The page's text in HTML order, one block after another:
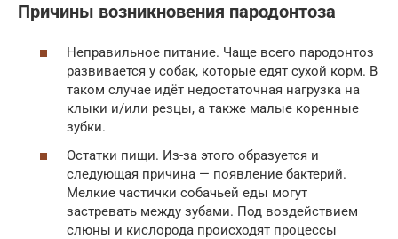
Причины возникновения пародонтоза
Неправильное питание. Чаще всего пародонтоз
развивается у собак, которые едят сухой корм. В
таком случае идёт недостаточная нагрузка на
клыки и/или резцы, а также малые коренные
зубки.
Остатки пищи. Из-за этого образуется и
следующая причина — появление бактерий.
Мелкие частички собачьей еды могут
застревать между зубами. Под воздействием
слюны и кислорода происходят процессы